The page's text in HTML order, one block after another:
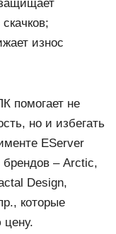
износ
помогает не
но и избегать
EServer
– Arctic,
Design,
которые
цену.